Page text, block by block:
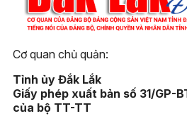
Cơ quan chủ quản:
Tỉnh ủy Đắk Lắk
Giấy phép xuất bản số 31/GP-
của bộ TT-TT